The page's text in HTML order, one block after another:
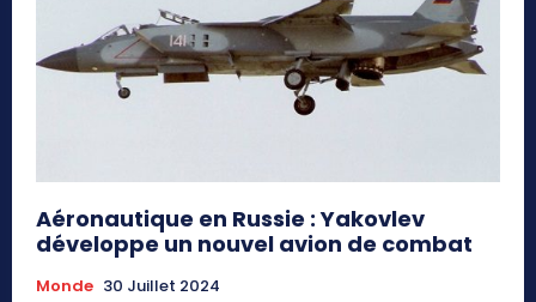
Aéronautique en Russie : Yakovlev
développe un nouvel avion de combat
Monde 30 Juillet 2024